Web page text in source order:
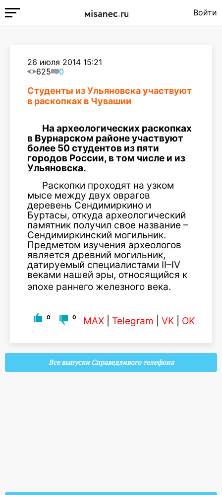
Войти
26 июля 2014 15:21
625
0
Студенты из Ульяновска участвуют
в раскопках в Чувашии
На археологических раскопках
в Вурнарском районе участвуют
более 50 студентов из пяти
городов России, в том числе и из
Ульяновска.
Раскопки проходят на узком
мысе между двух оврагов
деревень Сендимиркино и
Буртасы, откуда археологический
памятник получил свое название –
Сендимиркинский могильник.
Предметом изучения археологов
является древний могильник,
датируемый специалистами II–IV
веками нашей эры, относящийся к
эпохе раннего железного века.
0 0 MAX Telegram VK OK
Все выпуски Справедливого телефона